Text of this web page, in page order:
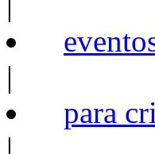
|
para